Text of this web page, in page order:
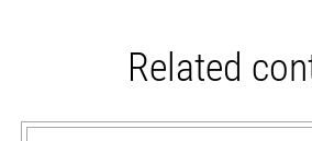
Related